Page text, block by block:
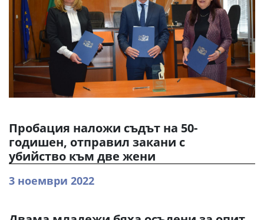
Пробация наложи съдът на 50-
годишен, отправил закани с
убийство към две жени
3 ноември 2022